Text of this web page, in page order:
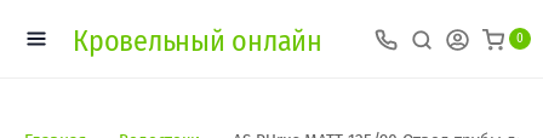
Кровельный онлайн 0